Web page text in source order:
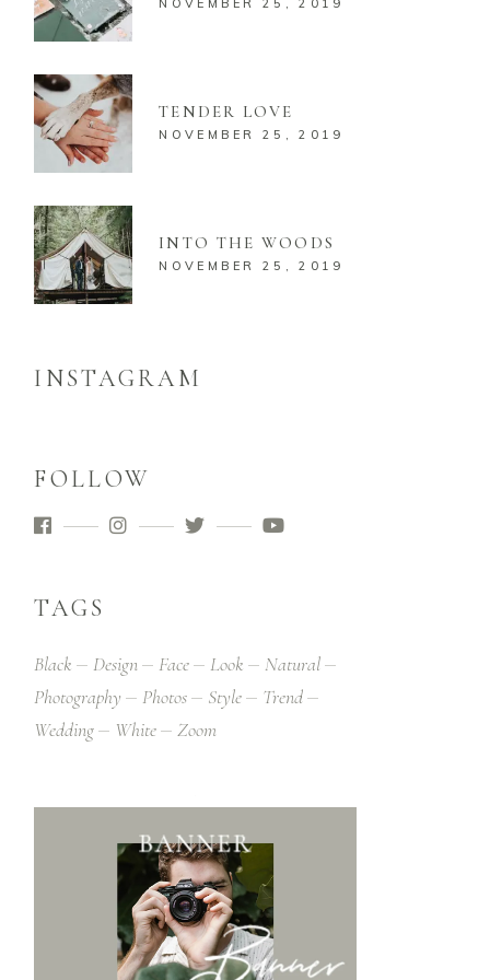
TENDER LOVE
NOVEMBER 25, 2019
INTO THE WOODS
NOVEMBER 25, 2019
INSTAGRAM
FOLLOW
TAGS
Black Design Face Look
Natural
Photography
Photos Style
Trend
Wedding
White Zoom